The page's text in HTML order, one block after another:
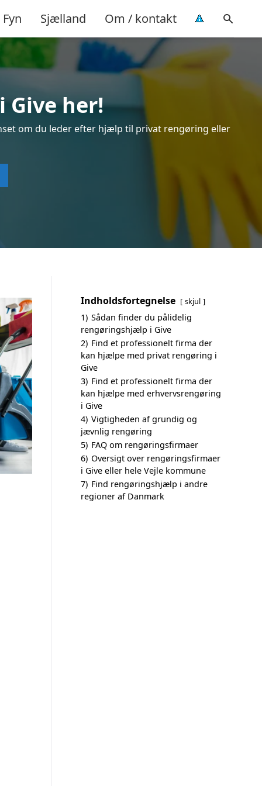
Fyn Sjælland Om / kontakt
her!
om du leder efter hjælp til privat rengøring eller
Indholdsfortegnelse skjul
1) Sådan finder du pålidelig
rengøringshjælp i Give
2) Find et professionelt firma der
kan hjælpe med privat rengøring i
Give
3) Find et professionelt firma der
kan hjælpe med erhvervsrengøring
i Give
4) Vigtigheden af grundig og
jævnlig rengøring
5) FAQ om rengøringsfirmaer
6) Oversigt over rengøringsfirmaer
i Give eller hele Vejle kommune
7) Find rengøringshjælp i andre
regioner af Danmark